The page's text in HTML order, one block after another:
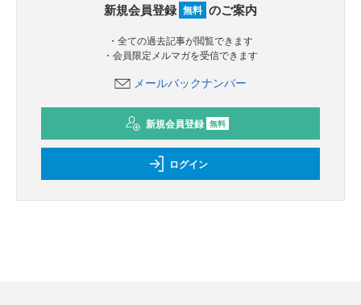
新規会員登録 無料 のご案内
・全ての過去記事が閲覧できます
・会員限定メルマガを受信できます
メールバックナンバー
新規会員登録 無料
ログイン